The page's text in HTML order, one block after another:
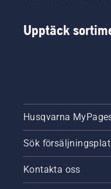
Upptäck
Husqvarna
Sök
Kontakta oss